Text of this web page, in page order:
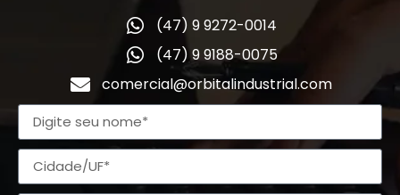
(47) 9 9272-0014
(47) 9 9188-0075
comercial@orbitalindustrial.com